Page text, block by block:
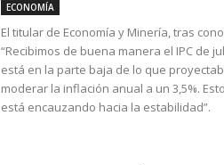
ECONOMÍA
El titular de Economía y Minería, tras
“Recibimos de buena manera el IPC de
está en la parte baja de lo que
moderar la inflación anual a un 3,5%.
está encauzando hacia la estabilidad”.